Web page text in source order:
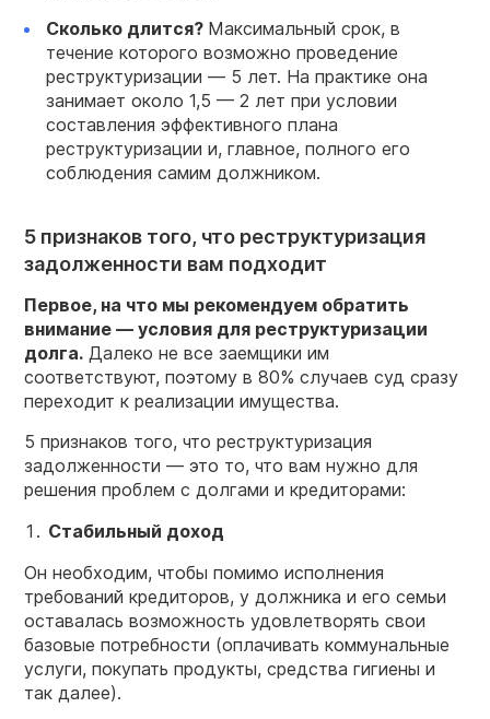
Сколько длится? Максимальный срок, в
течение которого возможно проведение
реструктуризации — 5 лет. На практике она
занимает около 1,5 — 2 лет при условии
составления эффективного плана
реструктуризации и, главное, полного его
соблюдения самим должником.
5 признаков того, что реструктуризация
задолженности вам подходит
Первое, на что мы рекомендуем обратить
внимание — условия для реструктуризации
долга. Далеко не все заемщики им
соответствуют, поэтому в 80% случаев суд сразу
переходит к реализации имущества.
5 признаков того, что реструктуризация
задолженности — это то, что вам нужно для
решения проблем с долгами и кредиторами:
Стабильный доход
Он необходим, чтобы помимо исполнения
требований кредиторов, у должника и его семьи
оставалась возможность удовлетворять свои
базовые потребности (оплачивать коммунальные
услуги, покупать продукты, средства гигиены и
так далее).